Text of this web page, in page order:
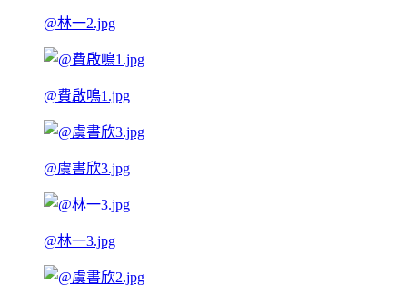
@林一2.jpg
@費啟鳴1.jpg
@虞書欣3.jpg
@林一3.jpg